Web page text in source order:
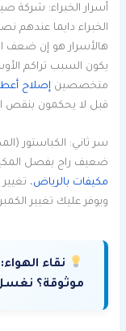
أسرار الخبراء: شركة
الخبراء دايما عندهم
هالأسرار هو إن ضعف
يكون السبب تراكم
متخصصين إصلاح
قبل لا يحكمون بنقص
سر ثاني: الكباستور
ضعيف راح يفصل
مكيفات بالرياض،
ويوفر عليك تغيير
نقاء الهواء:
موثوقة؟ نغسل